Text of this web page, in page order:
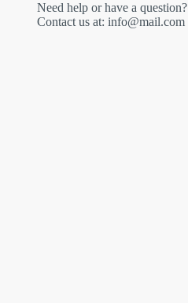
Need help or have a question?
Contact us at: info@mail.com